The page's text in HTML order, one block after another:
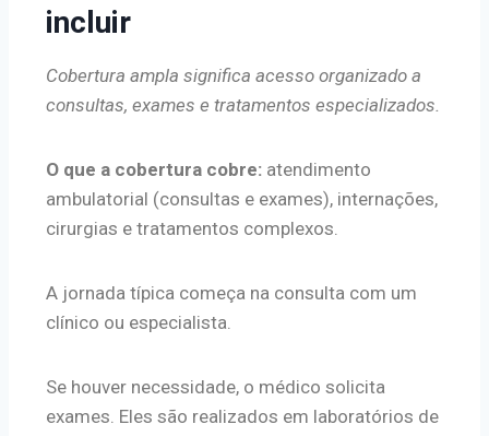
incluir
Cobertura ampla significa acesso organizado a
consultas, exames e tratamentos especializados.
O que a cobertura cobre: atendimento
ambulatorial (consultas e exames), internações,
cirurgias e tratamentos complexos.
A jornada típica começa na consulta com um
clínico ou especialista.
Se houver necessidade, o médico solicita
exames. Eles são realizados em laboratórios de